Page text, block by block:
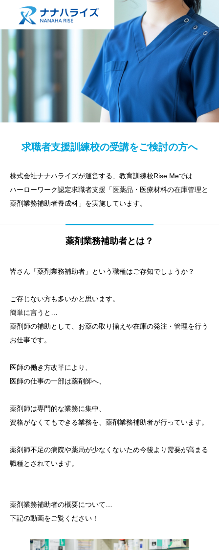
求職者支援訓練校の受講をご検討の方へ
株式会社ナナハライズが運営する、教育訓練校Rise Meでは
ハーローワーク認定求職者支援「医薬品・医療材料の在庫管理と
薬剤業務補助者養成科」を実施しています。
薬剤業務補助者とは？
皆さん「薬剤業務補助者」という職種はご存知でしょうか？
ご存じない方も多いかと思います。
簡単に言うと…
薬剤師の補助として、お薬の取り揃えや在庫の発注・管理を行う
お仕事です。
医師の働き方改革により、
医師の仕事の一部は薬剤師へ、
薬剤師は専門的な業務に集中、
資格がなくてもできる業務を、薬剤業務補助者が行っています。
薬剤師不足の病院や薬局が少なくないため今後より需要が高まる
職種とされています。
薬剤業務補助者の概要について…
下記の動画をご覧ください！